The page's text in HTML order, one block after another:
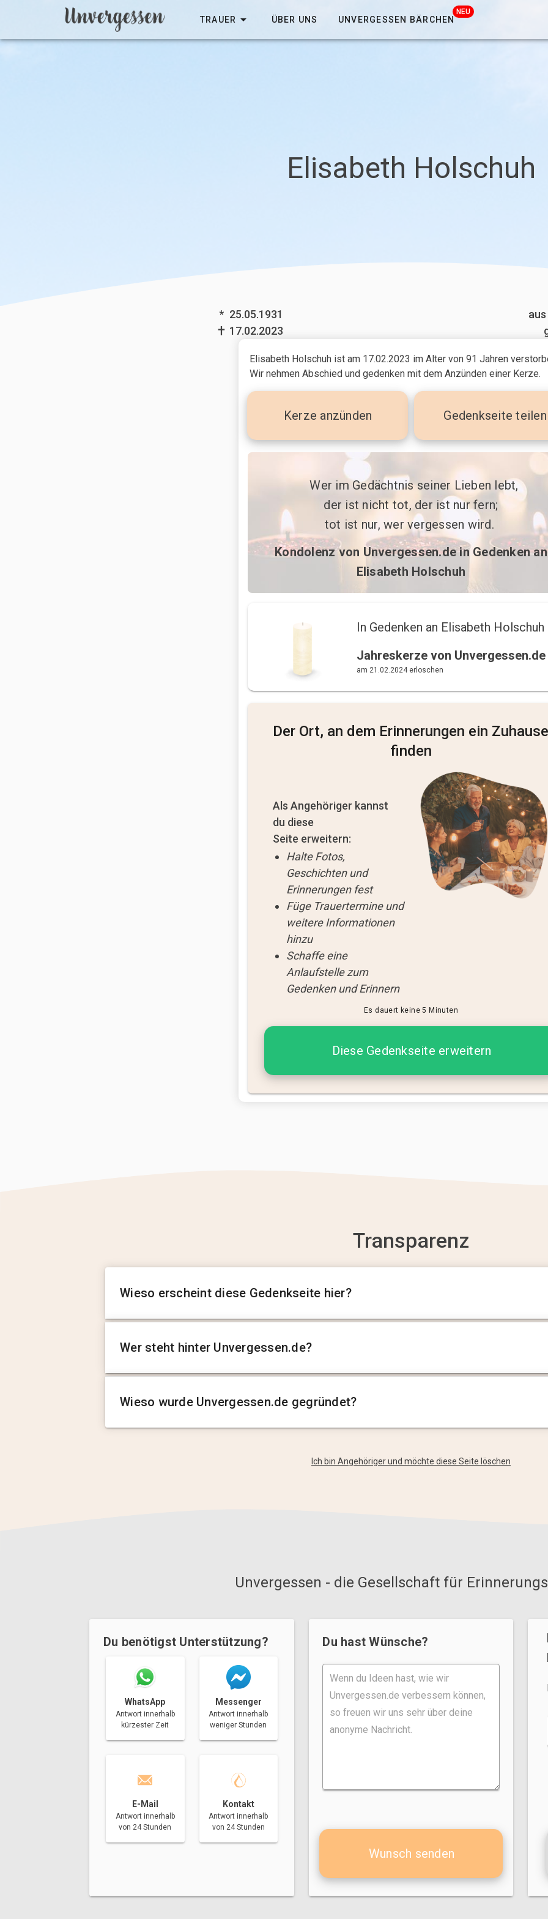
TRAUER ÜBER UNS UNVERGESSEN BÄRCHEN
NEU
Elisabeth Holschuh
* 25.05.1931
17.02.2023
Elisabeth Holschuh ist am 17.02.2023 im Alter von 91 Jahren
Wir nehmen Abschied und gedenken mit dem Anzünden einer Kerze.
Kerze anzünden Gedenkseite teilen
Wer im Gedächtnis seiner Lieben lebt,
der ist nicht tot, der ist nur fern;
tot ist nur, wer vergessen wird.
Kondolenz von Unvergessen.dein Gedenken an
Elisabeth Holschuh
Jahreskerze von Unvergessen.de
am 21.02.2024 erloschen
Der Ort, an dem Erinnerungen ein
finden
Als Angehöriger kannst
du diese
Seite erweitern:
Halte Fotos,
Geschichten und
Erinnerungen fest
Füge Trauertermine und
weitere Informationen
hinzu
Schaffe eine
Anlaufstelle zum
Gedenken und Erinnern
Es dauert keine 5 Minuten
Diese Gedenkseite erweitern
Transparenz
Wieso erscheint diese Gedenkseite hier?
Wer steht hinter Unvergessen.de?
Wieso wurde Unvergessen.de gegründet?
Ich bin Angehöriger und möchte diese Seite löschen
Unvergessen - die Gesellschaft für
Du benötigst Unterstützung?
WhatsApp
Antwort innerhalb
kürzester Zeit
Messenger
Antwort innerhalb
weniger Stunden
E-Mail
Antwort innerhalb
von 24 Stunden
Kontakt
Antwort innerhalb
von 24 Stunden
Du hast Wünsche?
Wunsch senden